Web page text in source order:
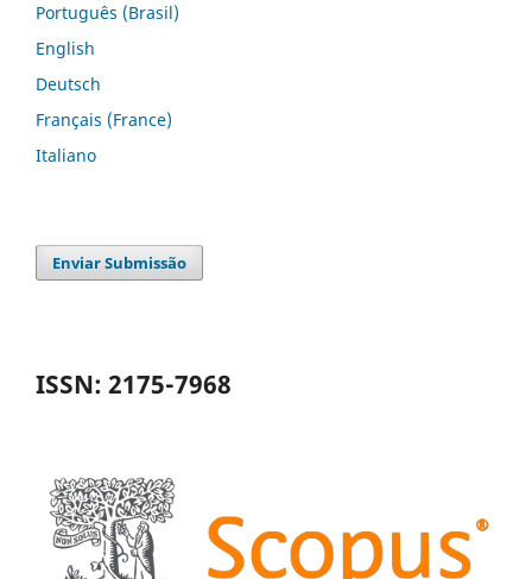
Português (Brasil)
English
Deutsch
Français (France)
Italiano
Enviar Submissão
ISSN: 2175-7968